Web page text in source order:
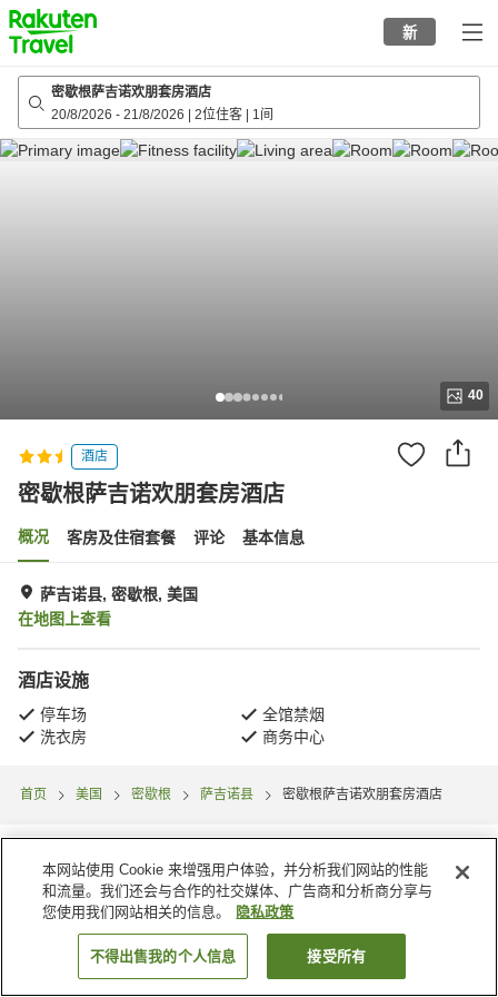
to
top
page
新
密歇根萨吉诺欢朋套房酒店
20/8/2026 - 21/8/2026 2位住客 1间
40
酒店
密歇根萨吉诺欢朋套房酒店
概况 客房及住宿套餐 评论 基本信息
萨吉诺县, 密歇根, 美国
在地图上查看
酒店设施
停车场
全馆禁烟
洗衣房
商务中心
首页 美国 密歇根 萨吉诺县 密歇根萨吉诺欢朋套房酒店
搜索客房
本网站使用 Cookie 来增强用户体验，并分析我们网站的性能
和流量。我们还会与合作的社交媒体、广告商和分析商分享与
您使用我们网站相关的信息。
隐私政策
不得出售我的个人信息 接受所有